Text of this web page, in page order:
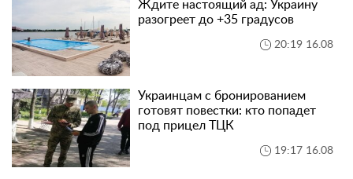
Ждите настоящий ад: Украину
разогреет до +35 градусов
20:19 16.08
Украинцам с бронированием
готовят повестки: кто попадет
под прицел ТЦК
19:17 16.08